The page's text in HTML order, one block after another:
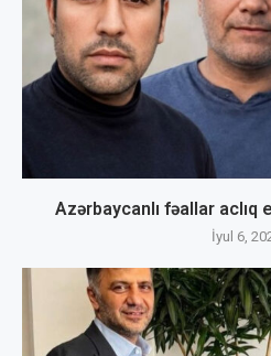
Azərbaycanlı fəallar aclıq
İyul 6,